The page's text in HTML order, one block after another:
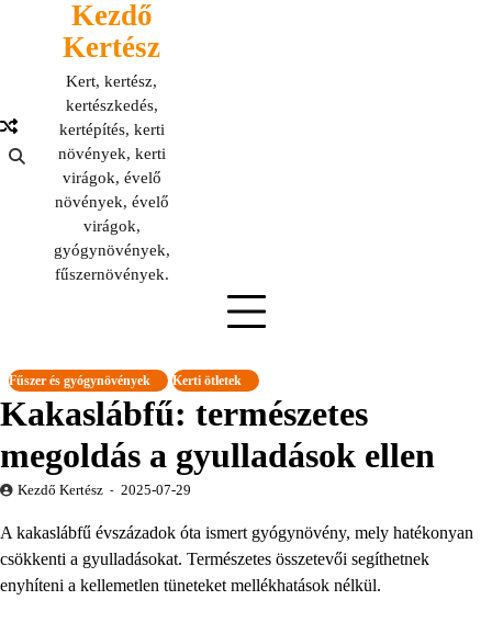
Kezdő
Kertész
Kert, kertész,
kertészkedés,
kertépítés, kerti
növények, kerti
virágok, évelő
növények, évelő
virágok,
gyógynövények,
fűszernövények.
Fűszer és gyógynövények Kerti ötletek
Kakaslábfű: természetes
megoldás a gyulladások ellen
Kezdő Kertész 2025-07-29
A kakaslábfű évszázadok óta ismert gyógynövény, mely hatékonyan
csökkenti a gyulladásokat. Természetes összetevői segíthetnek
enyhíteni a kellemetlen tüneteket mellékhatások nélkül.